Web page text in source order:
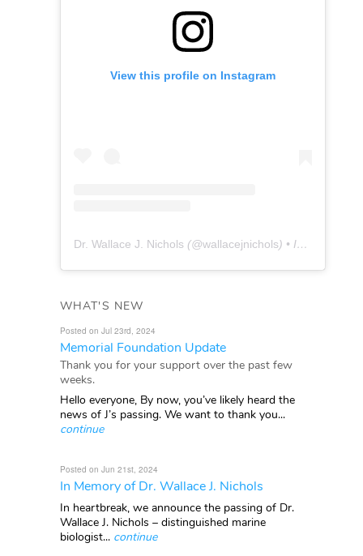
View this profile on Instagram
Dr. Wallace J. Nichols (@wallacejnichols) • Instagram photos and videos
WHAT'S NEW
Posted on Jul 23rd, 2024
Memorial Foundation Update
Thank you for your support over the past few
weeks.
Hello everyone, By now, you’ve likely heard the
news of J’s passing. We want to thank you...
continue
Posted on Jun 21st, 2024
In Memory of Dr. Wallace J. Nichols
In heartbreak, we announce the passing of Dr.
Wallace J. Nichols – distinguished marine
biologist... continue